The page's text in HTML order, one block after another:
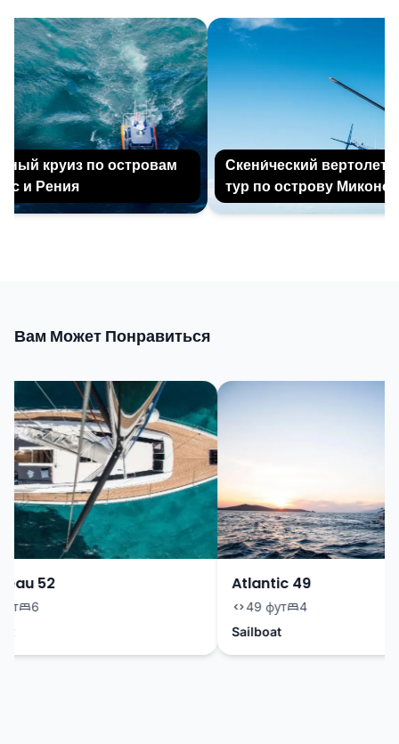
круиз по островам
и Рения
Скени́ческий
тур по острову Миконос
Вам Может Понравиться
52
6
Atlantic 49
49 фут
4
Sailboat